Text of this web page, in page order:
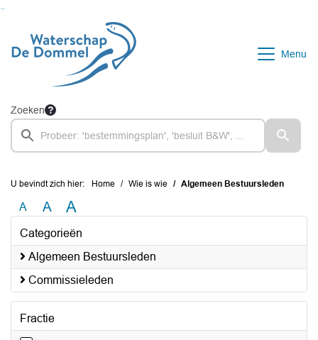
Menu
Zoeken
U bevindt zich hier: Home Wie is wie Algemeen Bestuursleden
A A A
Categorieën
Algemeen Bestuursleden
Commissieleden
Fractie